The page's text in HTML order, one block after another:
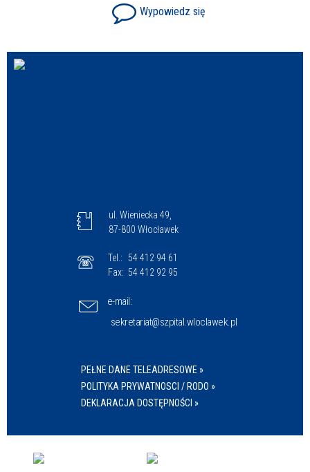
Wypowiedz się
ul. Wieniecka 49,
87-800 Włocławek
Tel.: 54 412 94 61
Fax: 54 412 92 95
e-mail:
sekretariat@szpital.wloclawek.pl
PEŁNE DANE TELEADRESOWE »
POLITYKA PRYWATNOSCI / RODO »
DEKLARACJA DOSTĘPNOŚCI »